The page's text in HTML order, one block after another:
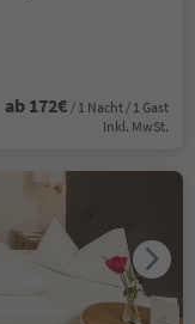
ab 172€ / 1 Nacht / 1 Gast
Inkl. MwSt.